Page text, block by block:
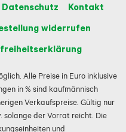
Datenschutz
Kontakt
widerrufen
Alle Preise in Euro inklusive
in % sind kaufmännisch
Verkaufspreise. Gültig nur
solange der Vorrat reicht. Die
und